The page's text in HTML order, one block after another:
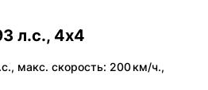
л.с., 4x4
, макс. скорость: 200 км/ч.,